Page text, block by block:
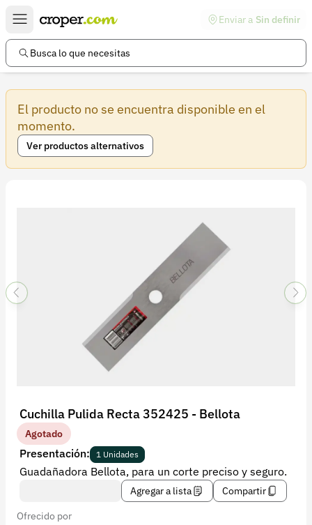
Enviar a Sin definir
Busca lo que necesitas
El producto no se encuentra disponible en el
momento.
Ver productos alternativos
Cuchilla Pulida Recta 352425 - Bellota
Agotado
Presentación: 1 Unidades
Guadañadora Bellota, para un corte preciso y seguro.
Agregar a lista
Compartir
Ofrecido por
Enlaces de interés
Preguntas frecuentes
Ayuda
Información legal
Términos y condiciones
Registrarse
Recuperar contraseña
contacto@croper.com
© 2026 Croper.com Todos los derechos reservados
Versión 5.44.0